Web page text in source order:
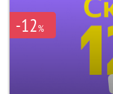
-12%